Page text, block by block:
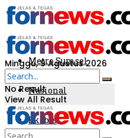
Metro Sumsel
Nasional
Ekobis
Minggu, 9 Agustus 2026
No Result
View All Result